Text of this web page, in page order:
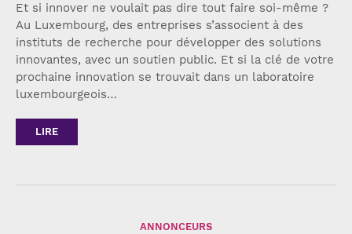
Et si innover ne voulait pas dire tout faire soi-même ?
Au Luxembourg, des entreprises s’associent à des
instituts de recherche pour développer des solutions
innovantes, avec un soutien public. Et si la clé de votre
prochaine innovation se trouvait dans un laboratoire
luxembourgeois…
LIRE
ANNONCEURS